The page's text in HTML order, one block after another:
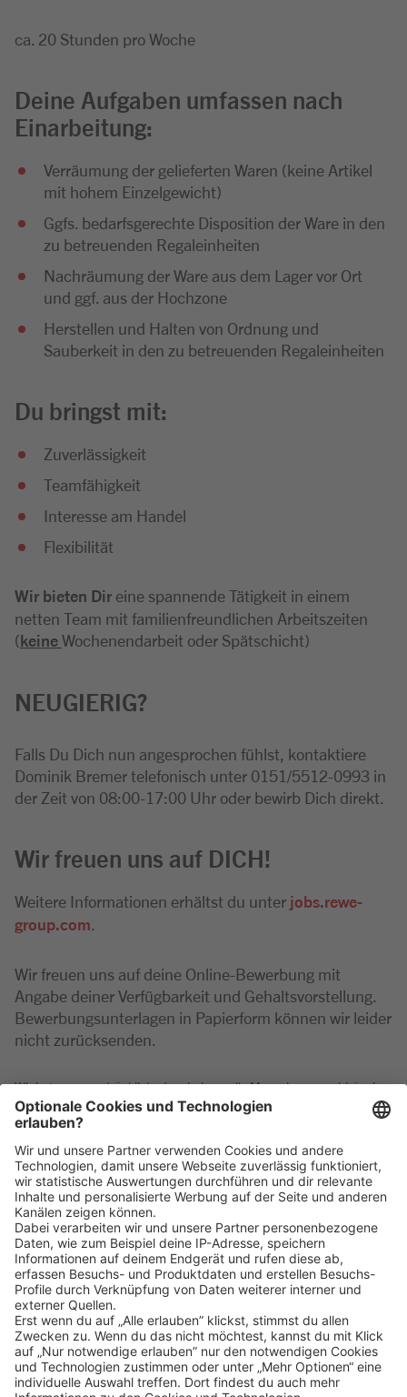
ca. 20 Stunden pro Woche
Deine Aufgaben umfassen nach
Einarbeitung:
Verräumung der gelieferten Waren (keine Artikel
mit hohem Einzelgewicht)
Ggfs. bedarfsgerechte Disposition der Ware in den
zu betreuenden Regaleinheiten
Nachräumung der Ware aus dem Lager vor Ort
und ggf. aus der Hochzone
Herstellen und Halten von Ordnung und
Sauberkeit in den zu betreuenden Regaleinheiten
Du bringst mit:
Zuverlässigkeit
Teamfähigkeit
Interesse am Handel
Flexibilität
Wir bieten Dir eine spannende Tätigkeit in einem
netten Team mit familienfreundlichen Arbeitszeiten
(keineWochenendarbeit oder Spätschicht)
NEUGIERIG?
Falls Du Dich nun angesprochen fühlst, kontaktiere
Dominik Bremer telefonisch unter 0151/5512-0993 in
der Zeit von 08:00-17:00 Uhr oder bewirb Dich direkt.
Wir freuen uns auf DICH!
Weitere Informationen erhältst du unter jobs.rewe-
group.com
Wir freuen uns auf deine Online-Bewerbung mit
Angabe deiner Verfügbarkeit und Gehaltsvorstellung.
Bewerbungsunterlagen in Papierform können wir leider
nicht zurücksenden.
Wir betonen ausdrücklich, dass bei uns alle Menschen - unabhängig
von Geschlecht/geschlechtlicher Identität, ethnischer Herkunft und
Nationalität, sozialer Herkunft, Religion/Weltanschauung, körperlicher
weiterer individueller Merkmale - gleichermaßen willkommen sind.
Klickehier, um alle offenen Jobs zu sehen.
Impressum Datenschutz Privatsphäre-Einstellungen